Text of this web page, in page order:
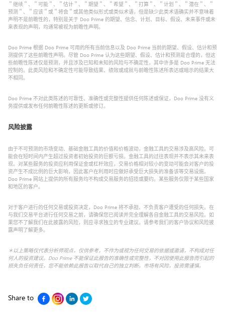
＂继续＂、＂可能＂、＂估计＂、＂期望＂、＂希望＂、＂打算＂、＂计划＂、＂潜在＂、＂
预测＂、＂应该＂或＂将会＂或其他类似形式或类似术语，但是缺少此类术语确实并不意味着
声明不是前瞻性的，特别是关于 Doo Prime 的期望、信念、计划、目标、假设、未来事件或未
来表现的声明，均通常被视为前瞻性声明。
Doo Prime 根据 Doo Prime 可用的所有当前信息以及 Doo Prime 当前的期望、假设、估计和预
测提供了这些前瞻性声明。尽管 Doo Prime 认为这些期望、假设、估计和预测是合理的，但这
些前瞻性陈述仅是预测，并且涉及已知和未知的风险与不确定性，其中许多是 Doo Prime 无法
控制的。此类风险和不确定性可能导致结果、绩效或成就与前瞻性陈述所表达或暗示的结果大
不相同。
Doo Prime 不对此类陈述的可靠性、准确性或完整性提供任何陈述或保证，Doo Prime 没有义
务提供或发布任何前瞻性陈述的更新或修订。
风险披露
由于不可预测的市场变动、基础金融工具的价值和价格波动，金融工具的交易涉及高风险。可
能会在短时间内产生超过投资者初始投资的巨额亏损。金融工具的过往表现并不表示其未来表
现。对某些服务的投资应利用保证金或杠杆效应，交易价格相对较小的变动可能会对客户的投
资产生不成比例的巨大影响，因此客户在利用时应做好承受巨大损失的准备该等交易设施。
Doo Prime 网站上提供的所有服务均不构成交易服务的招揽或要约。某些服务仅限于某些国家
和地区的客户。
对于客户进行的任何交易或投资决定，Doo Prime 将不承担、不负责客户遭受的任何损失。在
与我们交易平台进行任何交易之前，请确保您已阅读并完全理解各自金融工具的交易风险。如
果您不了解我们在此披露的风险，则应寻求独立的专业建议。请参考我们的客户协议和风险披
露声明了解更多。
＊以上策略仅代表分析师观点，仅供参考，不作为或视为任何交易的依据或邀请，不构成对任
何人的投资建议。Doo Prime 不能保证此报告的准确性或完整性，不对因使用此报告而引起的
损失负任何责任，您不能依赖此报告以取代自己的独立判断。市场有风险，投资需谨慎。
Share to